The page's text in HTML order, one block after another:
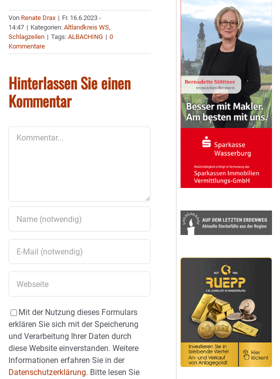
Von Renate Drax | Fr. 16.6.2023 -
14:47 | Kategorien:Altlandkreis WS,
Schlagzeilen | Tags:ALBACHING | 0
Kommentare
Hinterlassen Sie einen
Kommentar
Mit der Nutzung dieses Formulars
erklären Sie sich mit der Speicherung
und Verarbeitung Ihrer Daten durch
diese Website einverstanden. Weitere
Informationen erfahren Sie in der
Datenschutzerklärung. Bitte lesen Sie